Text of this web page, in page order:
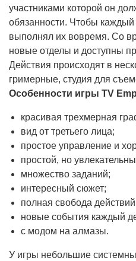
участниками которой он
обязанности. Чтобы каждый
выполнял их вовремя. Со
новые отделы и доступны
Действия происходят в
гримерные, студия для
Особенности игры TV
красивая трехмерная
вид от третьего лица;
простое управление и
простой, но
множество заданий;
интересный сюжет;
полная свобода
новые события каждый
с модом на алмазы.
У игры небольшие